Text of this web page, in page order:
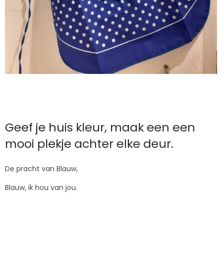
Geef je huis kleur, maak een een
mooi plekje achter elke deur.
De pracht van Blauw,
Blauw, ik hou van jou.